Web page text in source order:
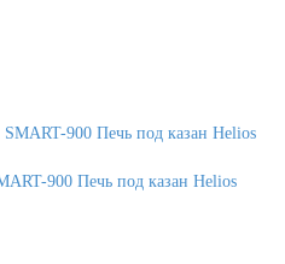
900 Печь под казан Helios